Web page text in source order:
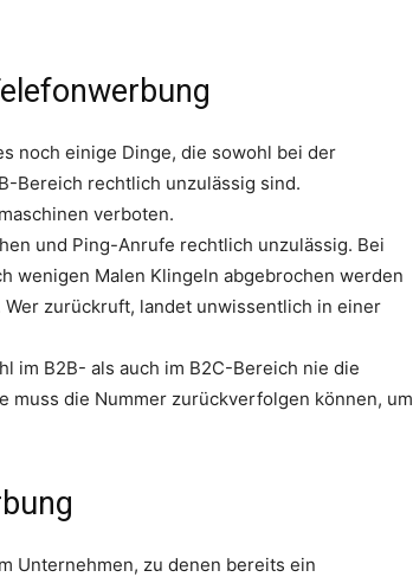
noch einige Dinge, die sowohl bei der
Bereich rechtlich unzulässig sind.
verboten.
und Ping-Anrufe rechtlich unzulässig. Bei
wenigen Malen Klingeln abgebrochen werden
zurückruft, landet unwissentlich in einer
im B2B- als auch im B2C-Bereich nie die
muss die Nummer zurückverfolgen können, um
Unternehmen, zu denen bereits ein